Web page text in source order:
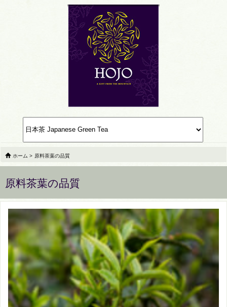
ホーム > 原料茶葉の品質
原料茶葉の品質